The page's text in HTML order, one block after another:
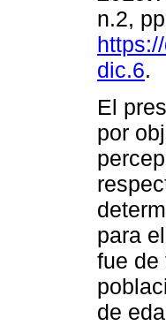
n.2,
dic.6.
El
por
para
fue de
de